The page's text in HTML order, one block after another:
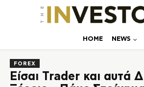
ΗΟΜΕ NEWS
FOREX
Είσαι Trader και αυτά